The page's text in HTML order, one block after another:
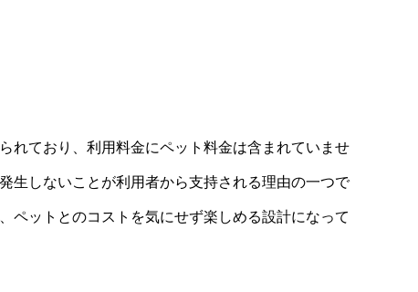
れており、利用料金にペット料金は含まれていませ
生しないことが利用者から支持される理由の一つで
ペットとのコストを気にせず楽しめる設計になって